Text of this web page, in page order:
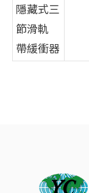
隱藏式三
節滑軌
帶緩衝器